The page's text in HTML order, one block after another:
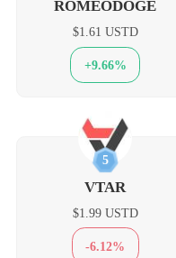
ROMEODOGE
$1.61 USTD
+9.66%
5
VTAR
$1.99 USTD
-6.12%